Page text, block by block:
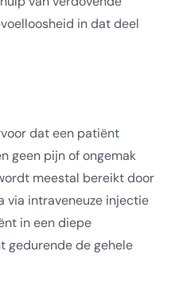
in dat deel
dat een patiënt
geen pijn of ongemak
meestal bereikt door
via intraveneuze injectie
in een diepe
gedurende de gehele